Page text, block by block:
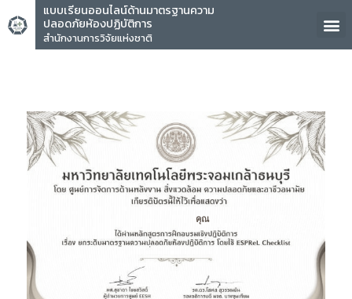
แบบเรียนออนไลน์ด้านมาตรฐานความ
ปลอดภัยห้องปฏิบัติการ
สำนักงานการวิจัยแห่งชาติ
คุณ